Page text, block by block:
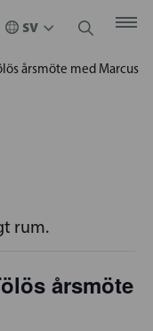
årsmöte med Marcus
rum.
årsmöte